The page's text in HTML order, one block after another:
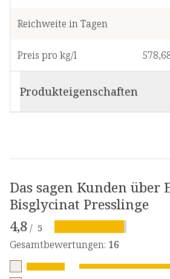
Reichweite in Tagen
Preis pro kg/l
Produkteigenschaften
Das sagen Kunden über
Bisglycinat Presslinge
4,8 / 5
Gesamtbewertungen: 16